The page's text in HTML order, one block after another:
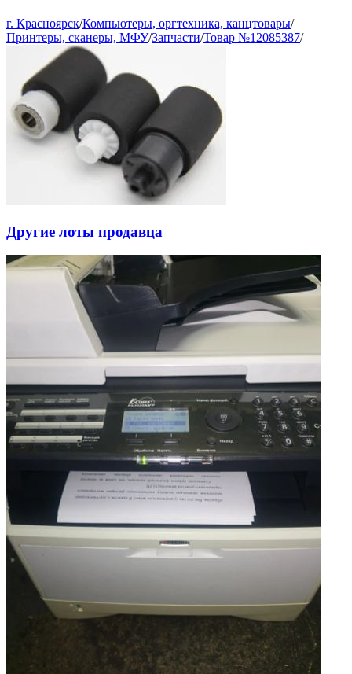
г. Красноярск/Компьютеры, оргтехника, канцтовары/
Принтеры, сканеры, МФУ/Запчасти/Товар №12085387/
Другие лоты продавца